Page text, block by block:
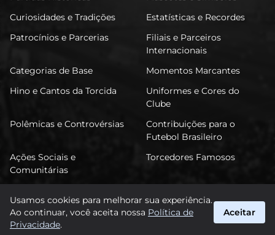
Curiosidades e Tradições
Estatísticas e Recordes
Patrocínios e Parcerias
Filiais e Parceiros
Internacionais
Categorias de Base
Momentos Marcantes
Hino e Cantos da Torcida
Uniformes e Cores do
Clube
Polêmicas e Controvérsias
Contribuições para o
Futebol Brasileiro
Ações Sociais e
Comunitárias
Torcedores Famosos
FuTimão
Usamos cookies para melhorar sua experiência.
Ao continuar, você aceita nossa Política de
Privacidade.
Aceitar